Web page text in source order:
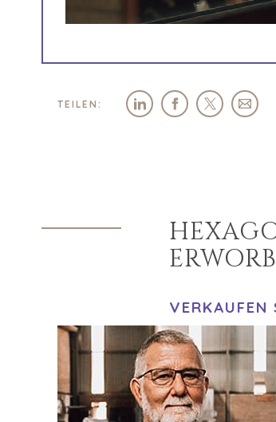
TEILEN:
VERKAUFEN